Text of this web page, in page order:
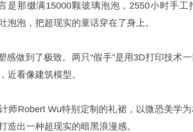
是那缀满15000颗玻璃泡泡，2550小时手
泡泡，把超现实的童话穿在了身上。
感做到了极致。两只“假手”是用3D打印技术
近看像建筑模型。
师Robert Wu特别定制的礼裙，以微恐美学
造出一种超现实的暗黑浪漫感。